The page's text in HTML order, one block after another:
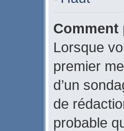
Comment
Lorsque
premier
d’un
de
probable